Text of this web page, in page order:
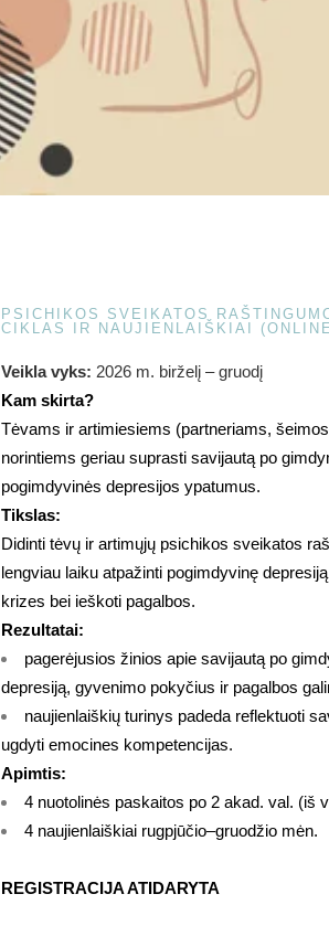
PSICHIKOS SVEIKATOS
CIKLAS IR NAUJIENLAIŠKIAI
Veikla vyks: 2026 m. birželį – gruodį
Kam skirta?
Tėvams ir artimiesiems (partneriams,
norintiems geriau suprasti savijautą po
pogimdyvinės depresijos ypatumus.
Tikslas:
Didinti tėvų ir artimųjų psichikos sveikatos
lengviau laiku atpažinti pogimdyvinę
krizes bei ieškoti pagalbos.
Rezultatai:
pagerėjusios žinios apie savijautą po
depresiją, gyvenimo pokyčius ir pagalbos
naujienlaiškių turinys padeda reflektuoti
ugdyti emocines kompetencijas.
Apimtis:
4 nuotolinės paskaitos po 2 akad. val. (iš
4 naujienlaiškiai rugpjūčio–gruodžio mėn.
REGISTRACIJA ATIDARYTA